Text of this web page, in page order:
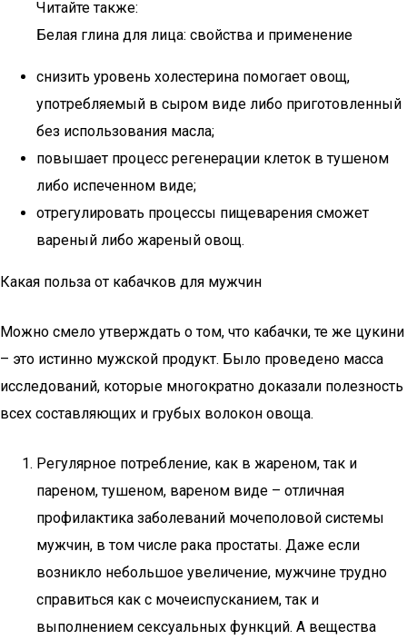
Читайте также:
Белая глина для лица: свойства и применение
снизить уровень холестерина помогает овощ,
употребляемый в сыром виде либо приготовленный
без использования масла;
повышает процесс регенерации клеток в тушеном
либо испеченном виде;
отрегулировать процессы пищеварения сможет
вареный либо жареный овощ.
Какая польза от кабачков для мужчин
Можно смело утверждать о том, что кабачки, те же цукини
– это истинно мужской продукт. Было проведено масса
исследований, которые многократно доказали полезность
всех составляющих и грубых волокон овоща.
Регулярное потребление, как в жареном, так и
пареном, тушеном, вареном виде – отличная
профилактика заболеваний мочеполовой системы
мужчин, в том числе рака простаты. Даже если
возникло небольшое увеличение, мужчине трудно
справиться как с мочеиспусканием, так и
выполнением сексуальных функций. А вещества